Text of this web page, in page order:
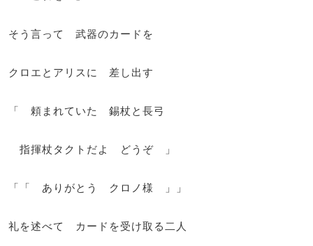
そう言って 武器のカードを
クロエとアリスに 差し出す
「 頼まれていた 錫杖と長弓
指揮杖タクトだよ どうぞ 」
「「 ありがとう クロノ様 」」
礼を述べて カードを受け取る二人